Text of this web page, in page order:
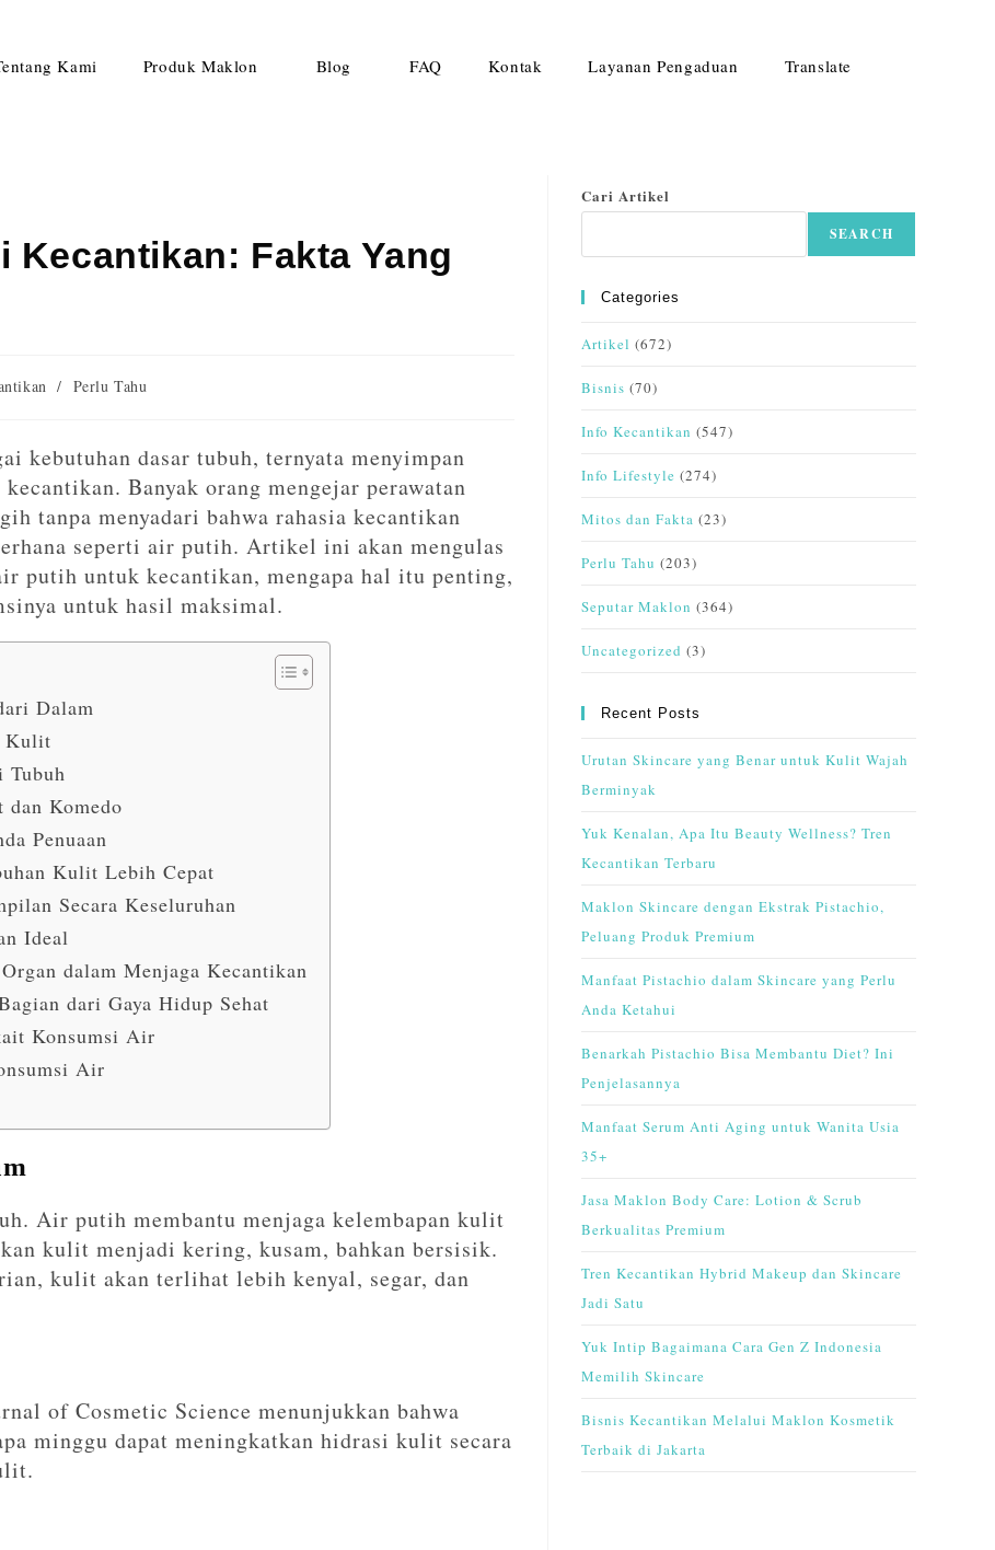
Kami Produk Maklon Blog FAQ Kontak Layanan Pengaduan Translate
Kecantikan: Fakta Yang
/ Perlu Tahu
kebutuhan dasar tubuh, ternyata menyimpan
Banyak orang mengejar perawatan
tanpa menyadari bahwa rahasia kecantikan
seperti air putih. Artikel ini akan mengulas
putih untuk kecantikan, mengapa hal itu penting,
untuk hasil maksimal.
Dalam
Kulit
dan Komedo
Penuaan
Kulit Lebih Cepat
Secara Keseluruhan
Ideal
dalam Menjaga Kecantikan
dari Gaya Hidup Sehat
Konsumsi Air
Air
Air putih membantu menjaga kelembapan kulit
kulit menjadi kering, kusam, bahkan bersisik.
kulit akan terlihat lebih kenyal, segar, dan
of Cosmetic Science menunjukkan bahwa
minggu dapat meningkatkan hidrasi kulit secara
Cari Artikel
SEARCH
Categories
Artikel (672)
Bisnis (70)
Info Kecantikan (547)
Info Lifestyle (274)
Mitos dan Fakta (23)
Perlu Tahu (203)
Seputar Maklon (364)
Uncategorized (3)
Recent Posts
Urutan Skincare yang Benar untuk Kulit Wajah
Berminyak
Yuk Kenalan, Apa Itu Beauty Wellness? Tren
Kecantikan Terbaru
Maklon Skincare dengan Ekstrak Pistachio,
Peluang Produk Premium
Manfaat Pistachio dalam Skincare yang Perlu
Anda Ketahui
Benarkah Pistachio Bisa Membantu Diet? Ini
Penjelasannya
Manfaat Serum Anti Aging untuk Wanita Usia
35+
Jasa Maklon Body Care: Lotion & Scrub
Berkualitas Premium
Tren Kecantikan Hybrid Makeup dan Skincare
Jadi Satu
Yuk Intip Bagaimana Cara Gen Z Indonesia
Memilih Skincare
Bisnis Kecantikan Melalui Maklon Kosmetik
Terbaik di Jakarta